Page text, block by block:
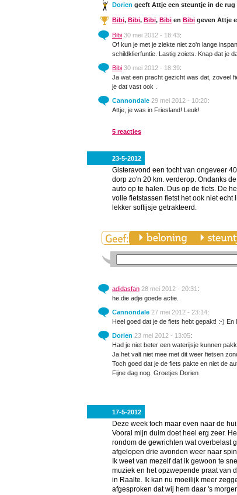
Dorien geeft Attje een steuntje in de rug
Bibi, Bibi, Bibi, Bibi en Bibi geven Attje
Bibi 30 mei 2012 - 18:43:
Of kun je met je ziekte niet zo'n lange
schildklierfuntie. Lastig zoiets. Knap dat je
Bibi 30 mei 2012 - 18:39:
Ja wat een pracht gezicht was dat, zoveel
je dat vast ook .
Cannondale 29 mei 2012 - 10:20:
Attje, je was in Friesland! Leuk!
5 reacties
23-5-2012
Gisteravond een tocht van ongeveer
dorp zo'n 20 km. verderop. Ondanks
auto op te halen. Dus op de fiets. De
volle fietstassen fietst het ook niet
lekker softijsje getrakteerd.
adidasfan 28 mei 2012 - 20:31 :
he die adje goede actie.
Cannondale 27 mei 2012 - 23:14:
Heel goed dat je de fiets hebt gepakt! :-) En
Dorien 23 mei 2012 - 13:05:
Had je niet beter een waterijsje kunnen
Ja het valt niet mee met dit weer fietsen
Toch goed dat je de fiets pakte en niet de
Fijne dag nog. Groetjes Dorien
17-5-2012
Deze week toch maar even naar de
Vooral mijn duim doet heel erg zeer.
rondom de gewrichten wat overbelast
afgelopen drie avonden weer naar
Ik weet van mezelf dat ik gewoon te
muziek en het opzwepende praat van
in Raalte. Ik kan nu moeilijk meer
afgesproken dat wij hem daar 's